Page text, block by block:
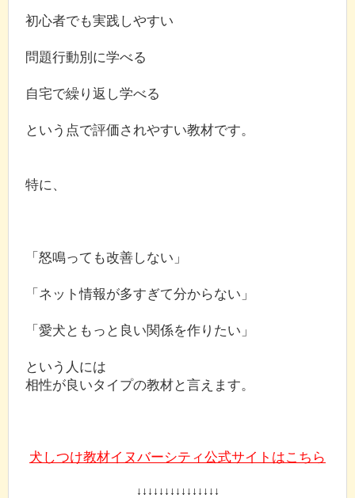
初心者でも実践しやすい
問題行動別に学べる
自宅で繰り返し学べる
という点で評価されやすい教材です。
特に、
「怒鳴っても改善しない」
「ネット情報が多すぎて分からない」
「愛犬ともっと良い関係を作りたい」
という人には
相性が良いタイプの教材と言えます。
犬しつけ教材イヌバーシティ公式サイトはこちら
↓↓↓↓↓↓↓↓↓↓↓↓↓↓↓